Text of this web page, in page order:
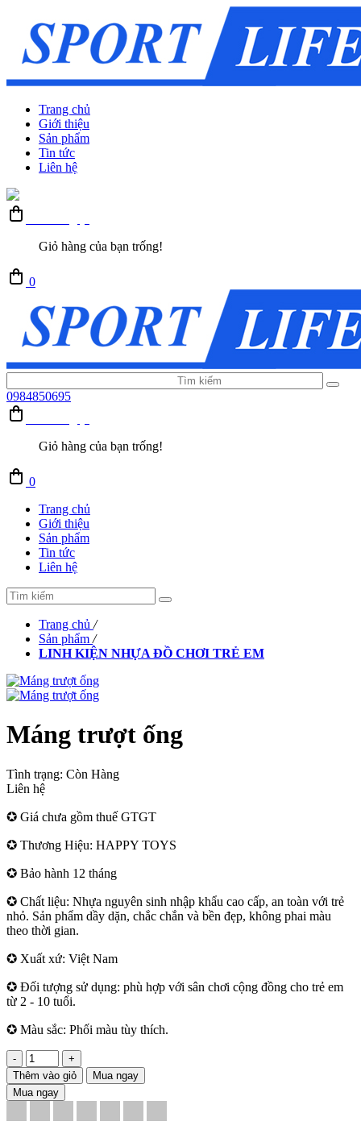
Trang chủ
Giới thiệu
Sản phẩm
Tin tức
Liên hệ
Giỏ hàng của bạn trống!
0
0984850695
Giỏ hàng của bạn trống!
0
Trang chủ
Giới thiệu
Sản phẩm
Tin tức
Liên hệ
Trang chủ /
Sản phẩm /
LINH KIỆN NHỰA ĐỒ CHƠI TRẺ EM
Máng trượt ống
Tình trạng: Còn Hàng
Liên hệ
✪ Giá chưa gồm thuế GTGT
✪ Thương Hiệu: HAPPY TOYS
✪ Bảo hành 12 tháng
✪ Chất liệu: Nhựa nguyên sinh nhập khẩu cao cấp, an toàn với trẻ
nhỏ. Sản phẩm dầy dặn, chắc chắn và bền đẹp, không phai màu
theo thời gian.
✪ Xuất xứ: Việt Nam
✪ Đối tượng sử dụng: phù hợp với sân chơi cộng đồng cho trẻ em
từ 2 - 10 tuổi.
✪ Màu sắc: Phối màu tùy thích.
-
+
Thêm vào giỏ
Mua ngay
Mua ngay